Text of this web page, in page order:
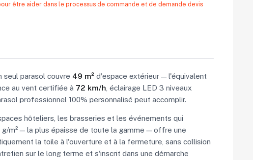
être aider dans le processus de commande et de demande devis
seul parasol couvre 49 m² d'espace extérieur — l'équivalent
au vent certifiée à 72 km/h, éclairage LED 3 niveaux
professionnel 100% personnalisé peut accomplir.
hôteliers, les brasseries et les événements qui
m² — la plus épaisse de toute la gamme — offre une
la toile à l'ouverture et à la fermeture, sans collision
sur le long terme et s'inscrit dans une démarche